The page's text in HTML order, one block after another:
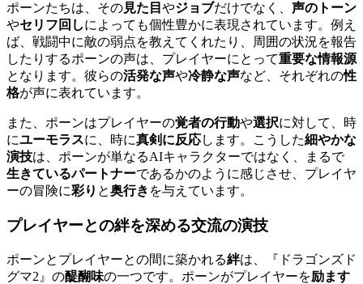
ポーンたちは、その見た目 やジョブだけでなく、 声のトーン
やセリフ回しによっても個性豊かに表現されています。例え
ば、戦闘中に敵の弱点を教えてくれたり、周囲の状況を報告
したりするポーンの声は、プレイヤーにとって重要な情報源
となります。彼らの活発な声や冷静な声など、それぞれの性
格が声に表れています。
また、ポーンはプレイヤーの覚者の行動や選択に対して、時
にユーモラスに、時に真剣に反応します。こうした細やかな
演技は、ポーンが単なるAIキャラクターではなく、まるで
生きているパートナーであるかのように感じさせ、プレイヤ
ーの冒険に彩り と奥行き を与えています。
プレイヤーとの絆を深める交流の演技
ポーンとプレイヤーとの間に築かれる絆は、『ドラゴンズド
グマ2』の醍醐味の一つです。ポーンがプレイヤーを励ます